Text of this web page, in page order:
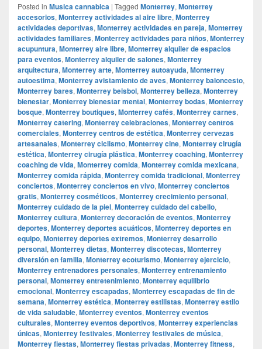
Posted in Musica cannabica | Tagged Monterrey, Monterrey
accesorios, Monterrey actividades al aire libre, Monterrey
actividades deportivas, Monterrey actividades en pareja, Monterrey
actividades familiares, Monterrey actividades para niños, Monterrey
acupuntura, Monterrey aire libre, Monterrey alquiler de espacios
para eventos, Monterrey alquiler de salones, Monterrey
arquitectura, Monterrey arte, Monterrey autoayuda, Monterrey
autoestima, Monterrey avistamiento de aves, Monterrey baloncesto,
Monterrey bares, Monterrey beisbol, Monterrey belleza, Monterrey
bienestar, Monterrey bienestar mental, Monterrey bodas, Monterrey
bosque, Monterrey boutiques, Monterrey cafés, Monterrey carnes,
Monterrey catering, Monterrey celebraciones, Monterrey centros
comerciales, Monterrey centros de estética, Monterrey cervezas
artesanales, Monterrey ciclismo, Monterrey cine, Monterrey cirugía
estética, Monterrey cirugía plástica, Monterrey coaching, Monterrey
coaching de vida, Monterrey comida, Monterrey comida mexicana,
Monterrey comida rápida, Monterrey comida tradicional, Monterrey
conciertos, Monterrey conciertos en vivo, Monterrey conciertos
gratis, Monterrey cosméticos, Monterrey crecimiento personal,
Monterrey cuidado de la piel, Monterrey cuidado del cabello,
Monterrey cultura, Monterrey decoración de eventos, Monterrey
deportes, Monterrey deportes acuáticos, Monterrey deportes en
equipo, Monterrey deportes extremos, Monterrey desarrollo
personal, Monterrey dietas, Monterrey discotecas, Monterrey
diversión en familia, Monterrey ecoturismo, Monterrey ejercicio,
Monterrey entrenadores personales, Monterrey entrenamiento
personal, Monterrey entretenimiento, Monterrey equilibrio
emocional, Monterrey escapadas, Monterrey escapadas de fin de
semana, Monterrey estética, Monterrey estilistas, Monterrey estilo
de vida saludable, Monterrey eventos, Monterrey eventos
culturales, Monterrey eventos deportivos, Monterrey experiencias
únicas, Monterrey festivales, Monterrey festivales de música,
Monterrey fiestas, Monterrey fiestas privadas, Monterrey fitness,